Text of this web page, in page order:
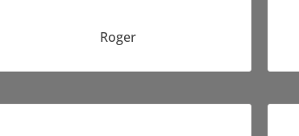
Roger